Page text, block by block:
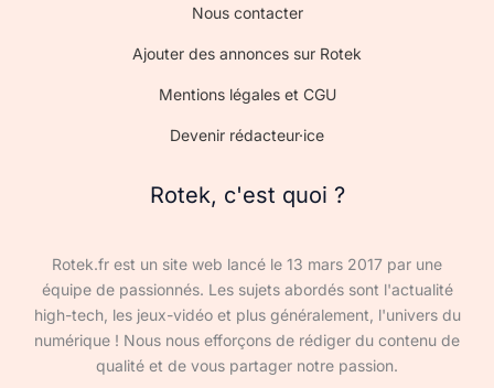
Nous contacter
Ajouter des annonces sur Rotek
Mentions légales et CGU
Devenir rédacteur·ice
Rotek, c'est quoi ?
Rotek.fr est un site web lancé le 13 mars 2017 par une
équipe de passionnés. Les sujets abordés sont l'actualité
high-tech, les jeux-vidéo et plus généralement, l'univers du
numérique ! Nous nous efforçons de rédiger du contenu de
qualité et de vous partager notre passion.